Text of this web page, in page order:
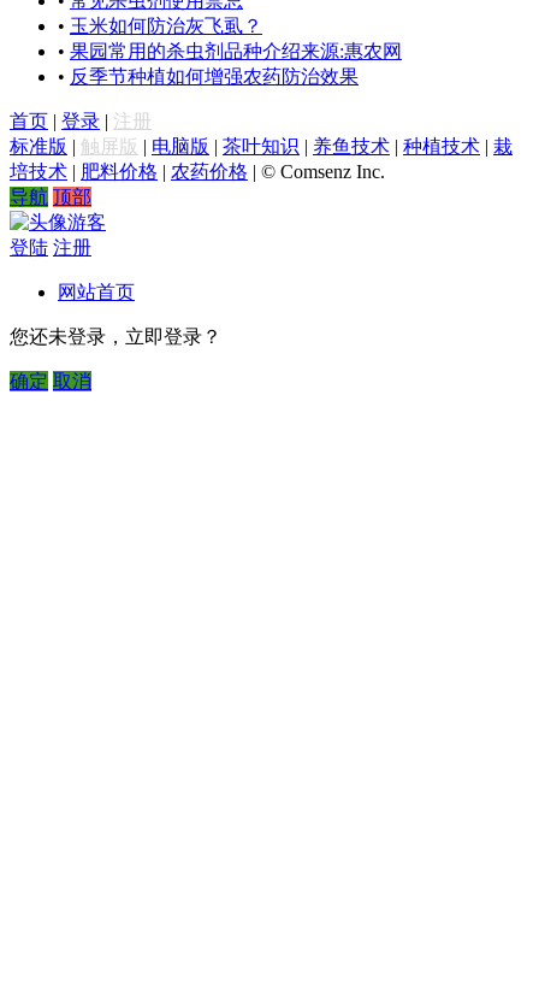
• 玉米如何防治灰飞虱？
• 果园常用的杀虫剂品种介绍来源:惠农网
• 反季节种植如何增强农药防治效果
首页 | 登录 | 注册
标准版 | 触屏版 | 电脑版 | 茶叶知识 | 养鱼技术 | 种植技术 | 栽
培技术 | 肥料价格 | 农药价格 | © Comsenz Inc.
导航 顶部
游客
登陆 注册
网站首页
您还未登录，立即登录？
确定 取消